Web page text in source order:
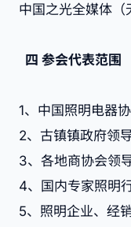
中国之光全媒体（
四 参会代表范围
1、中国照明电器
2、古镇镇政府领
3、各地商协会领
4、国内专家照明
5、照明企业、经